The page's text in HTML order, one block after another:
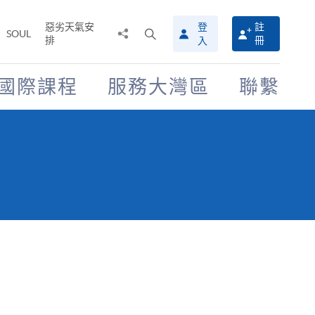
SOUL
惡劣天氣安
排
搜
尋
介
面
登
入
註
冊
際課程 服務大灣區 聯繫